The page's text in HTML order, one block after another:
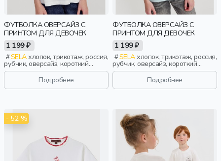
ФУТБОЛКА ОВЕРСАЙЗ С
ПРИНТОМ ДЛЯ ДЕВОЧЕК
1 199 ₽
SELAхлопок, трикотаж, россия,
рубчик, оверсайз, короткий
рукав, прямые, короткие,
свободные, принт, вырез,
круглый вырез, девочки, дети
Подробнее
ФУТБОЛКА ОВЕРСАЙЗ С
ПРИНТОМ ДЛЯ ДЕВОЧЕК
1 199 ₽
SELAхлопок, трикотаж, россия,
рубчик, оверсайз, короткий
рукав, прямые, короткие,
свободные, принт, вырез,
круглый вырез, девочки, дети
Подробнее
- 52 %